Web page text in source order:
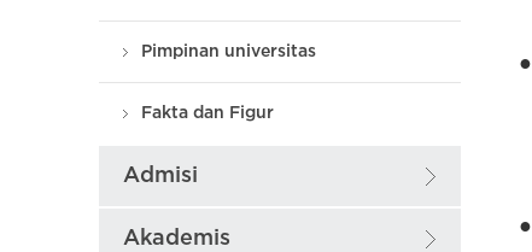
Pimpinan universitas
Fakta dan Figur
Admisi
Akademis
●
●